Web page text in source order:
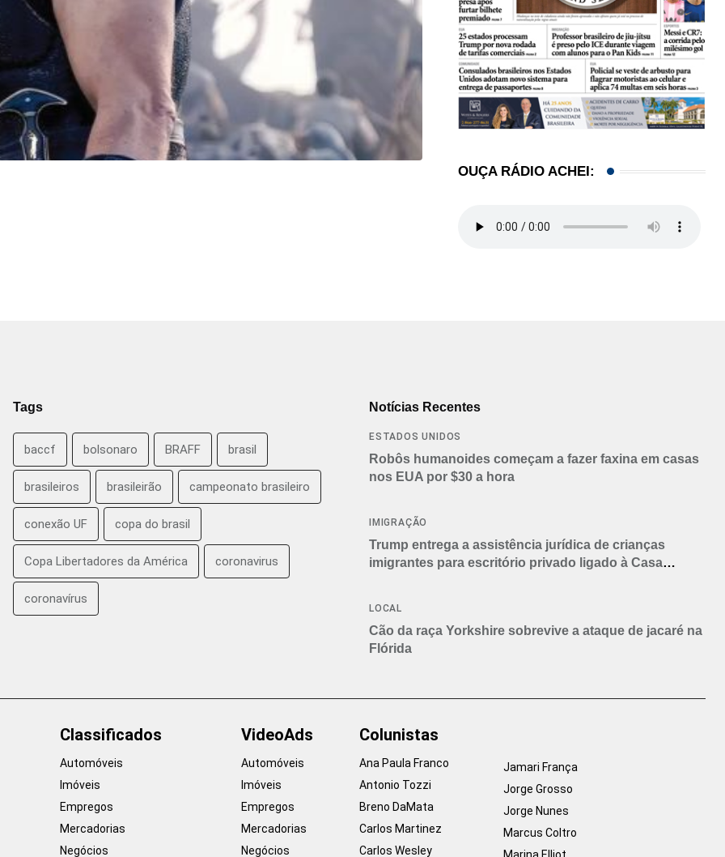
MICHAEL JACKSON: O rei do pop… agora o...
OUÇA RÁDIO ACHEI:
Tags
baccf bolsonaro BRAFF brasil
brasileiros brasileirão campeonato brasileiro
conexão UF copa do brasil
Copa Libertadores da América coronavirus
coronavírus
Notícias Recentes
ESTADOS UNIDOS
Robôs humanoides começam a fazer faxina em casas
nos EUA por $30 a hora
IMIGRAÇÃO
Trump entrega a assistência jurídica de crianças
imigrantes para escritório privado ligado à Casa
LOCAL
Cão da raça Yorkshire sobrevive a ataque de jacaré na
Flórida
Classificados
Automóveis
Imóveis
Empregos
Mercadorias
Negócios
VideoAds
Automóveis
Imóveis
Empregos
Mercadorias
Negócios
Colunistas
Ana Paula Franco
Antonio Tozzi
Breno DaMata
Carlos Martinez
Carlos Wesley
Jamari França
Jorge Grosso
Jorge Nunes
Marcus Coltro